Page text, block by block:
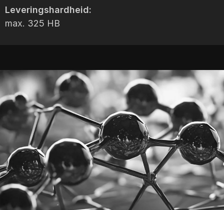
Leveringshardheid:
max. 325 HB